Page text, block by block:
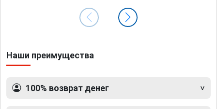
Наши преимущества
100% возврат денег